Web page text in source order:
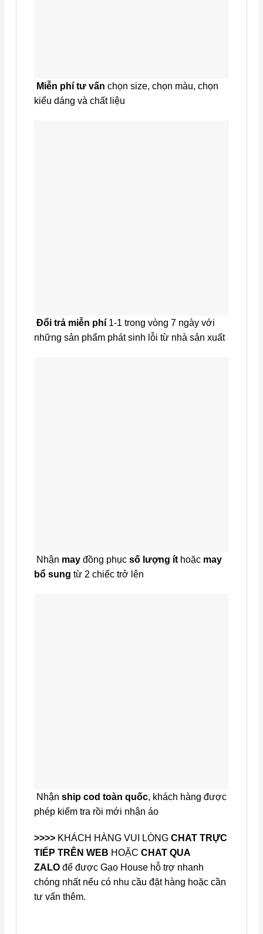
Miễn phí tư vấn chọn size, chọn màu, chọn
kiểu dáng và chất liệu
Đổi trả miễn phí1-1 trong vòng 7 ngày với
những sản phẩm phát sinh lỗi từ nhà sản xuất
Nhận mayđồng phục số lượng íthoặc may
bổ sung từ 2 chiếc trở lên
Nhận ship cod toàn quốc, khách hàng được
phép kiểm tra rồi mới nhận áo
>>>>KHÁCH HÀNG VUI LÒNG CHAT TRỰC
TIẾP TRÊN WEB HOẶC CHAT QUA
ZALOđể được Gạo House hỗ trợ nhanh
chóng nhất nếu có nhu cầu đặt hàng hoặc cần
tư vấn thêm.